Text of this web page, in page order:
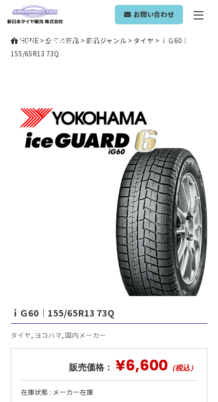
お問い合わせ
ONLINE SHOP
ｉＧ60｜155/65R13 73Q
HOME > 全ての商品 >商品ジャンル > タイヤ > ｉＧ60｜
155/65R13 73Q
ｉＧ60｜155/65R13 73Q
タイヤ, ヨコハマ,国内メーカー
販売価格： ¥6,600 （税込）
在庫状態 : メーカー在庫